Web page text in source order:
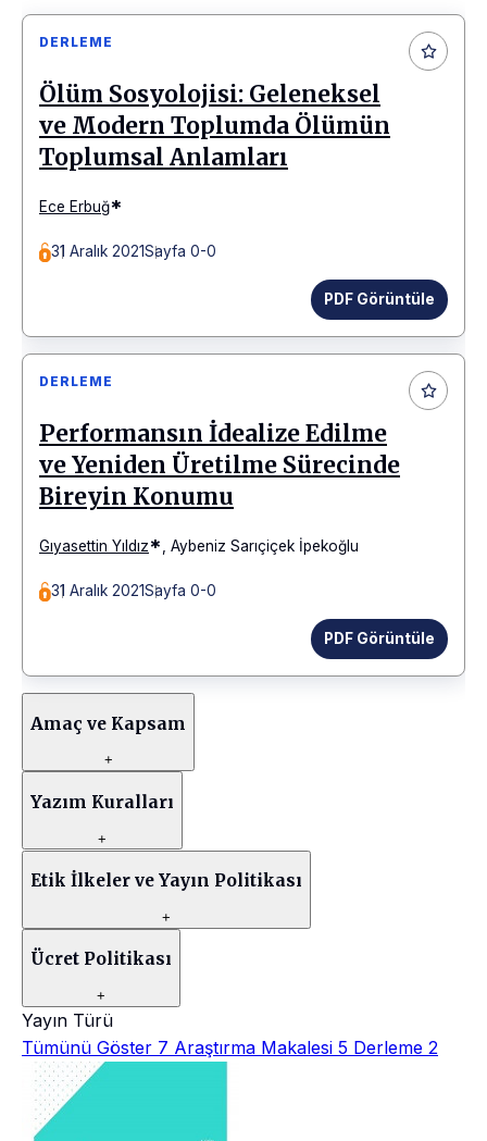
DERLEME
Ölüm Sosyolojisi: Geleneksel
ve Modern Toplumda Ölümün
Toplumsal Anlamları
Ece Erbuğ*
31 Aralık 2021Sayfa 0-0
PDF Görüntüle
DERLEME
Performansın İdealize Edilme
ve Yeniden Üretilme Sürecinde
Bireyin Konumu
Gıyasettin Yıldız* Aybeniz Sarıçiçek İpekoğlu
31 Aralık 2021Sayfa 0-0
PDF Görüntüle
Amaç ve Kapsam
+
Yazım Kuralları
+
Etik İlkeler ve Yayın Politikası
+
Ücret Politikası
+
Yayın Türü
Tümünü Göster 7 Araştırma Makalesi 5 Derleme 2